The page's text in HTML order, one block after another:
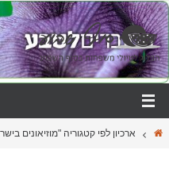
ארכיון לפי קטגוריה "מוזיאונים